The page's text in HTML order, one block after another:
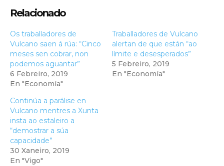
Relacionado
Os traballadores de
Vulcano saen á rúa: “Cinco
meses sen cobrar, non
podemos aguantar”
6 Febreiro, 2019
En "Economía"
Traballadores de Vulcano
alertan de que están “ao
límite e desesperados”
5 Febreiro, 2019
En "Economía"
Continúa a parálise en
Vulcano mentres a Xunta
insta ao estaleiro a
“demostrar a súa
capacidade”
30 Xaneiro, 2019
En "Vigo"